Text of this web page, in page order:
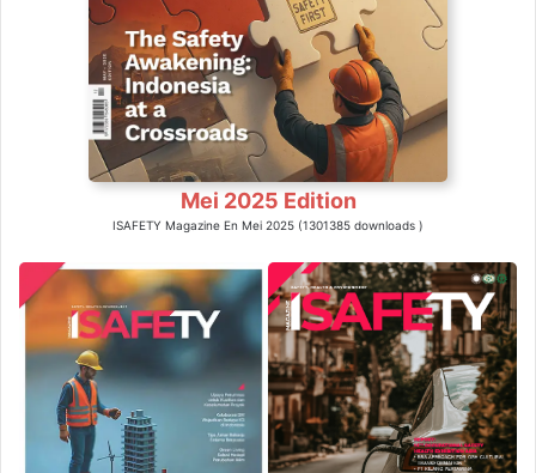
Mei 2025 Edition
ISAFETY Magazine En Mei 2025 (1301385 downloads )